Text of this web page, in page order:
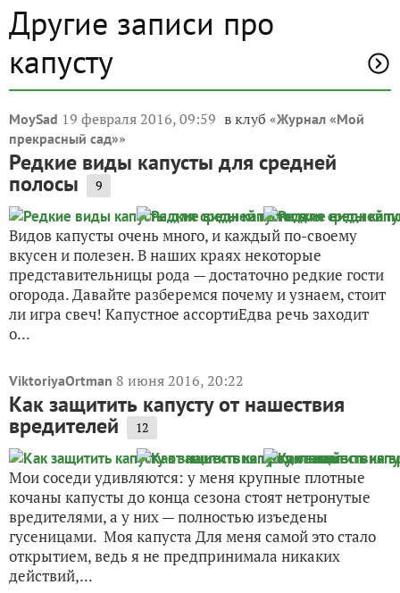
Другие записи про
капусту
MoySad 19 февраля 2016, 09:59 в клуб «Журнал «Мой
прекрасный сад»»
Редкие виды капусты для средней
полосы 9
Видов капусты очень много, и каждый по-своему
вкусен и полезен. В наших краях некоторые
представительницы рода — достаточно редкие гости
огорода. Давайте разберемся почему и узнаем, стоит
ли игра свеч! Капустное ассортиЕдва речь заходит
о...
ViktoriyaOrtman 8 июня 2016, 20:22
Как защитить капусту от нашествия
вредителей 12
Мои соседи удивляются: у меня крупные плотные
кочаны капусты до конца сезона стоят нетронутые
вредителями, а у них — полностью изъедены
гусеницами. Моя капуста Для меня самой это стало
открытием, ведь я не предпринимала никаких
действий,...